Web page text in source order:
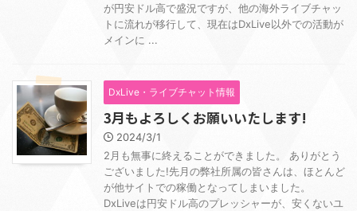
が円安ドル高で盛況ですが、他の海外ライブチャッ
トに流れが移行して、現在はDxLive以外での活動が
メインに ...
DxLive・ライブチャット情報
3月もよろしくお願いいたします!
2024/3/1
2月も無事に終えることができました。 ありがとう
ございました!先月の弊社所属の皆さんは、ほとんど
が他サイトでの稼働となってしまいました。
DxLiveは円安ドル高のプレッシャーが、安くないユ